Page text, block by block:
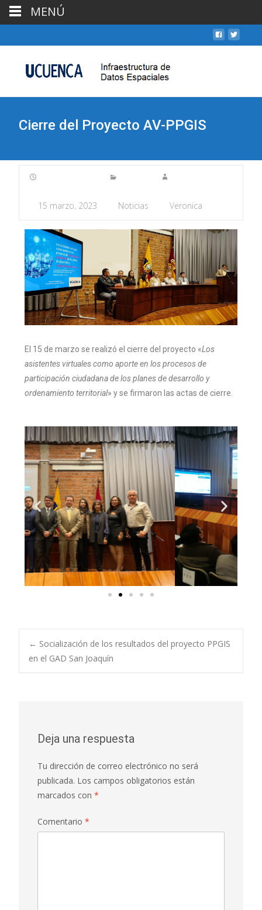
Cierre del Proyecto AV-PPGIS
15 marzo, 2023 Noticias Veronica
El 15 de marzo se realizó el cierre del proyecto «Los
asistentes virtuales como aporte en los procesos de
participación ciudadana de los planes de desarrollo y
ordenamiento territorial» y se firmaron las actas de cierre.
← Socialización de los resultados del proyecto PPGIS
en el GAD San Joaquín
Deja una respuesta
Tu dirección de correo electrónico no será
publicada. Los campos obligatorios están
marcados con *
Comentario *
MENÚ